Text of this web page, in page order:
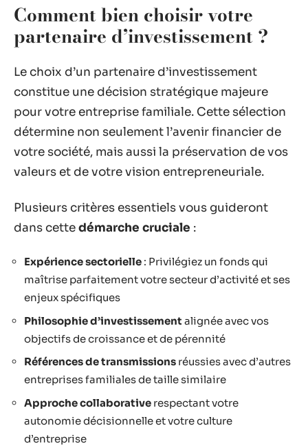
Comment bien choisir votre
partenaire d’investissement ?
Le choix d’un partenaire d’investissement
constitue une décision stratégique majeure
pour votre entreprise familiale. Cette sélection
détermine non seulement l’avenir financier de
votre société, mais aussi la préservation de vos
valeurs et de votre vision entrepreneuriale.
Plusieurs critères essentiels vous guideront
dans cettedémarche cruciale :
Expérience sectorielle : Privilégiez un fonds qui
maîtrise parfaitement votre secteur d’activité et ses
enjeux spécifiques
Philosophie d’investissement alignée avec vos
objectifs de croissance et de pérennité
Références de transmissions réussies avec d’autres
entreprises familiales de taille similaire
Approche collaborative respectant votre
autonomie décisionnelle et votre culture
d’entreprise